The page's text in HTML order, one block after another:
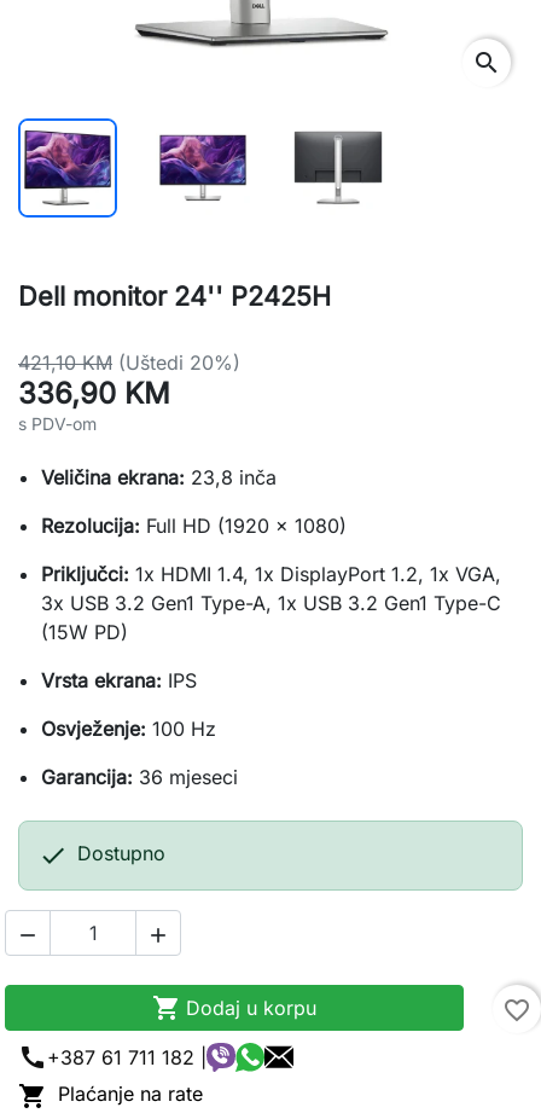
search
Dell monitor 24'' P2425H
421,10 KM (Uštedi 20%)
336,90 KM
s PDV-om
Veličina ekrana: 23,8 inča
Rezolucija: Full HD (1920 x 1080)
Priključci: 1x HDMI 1.4, 1x DisplayPort 1.2, 1x VGA,
3x USB 3.2 Gen1 Type-A, 1x USB 3.2 Gen1 Type-C
(15W PD)
Vrsta ekrana: IPS
Osvježenje: 100 Hz
Garancija: 36 mjeseci
 Dostupno
 
 Dodaj u korpu
favorite_border
call +387 61 711 182 |
 Plaćanje na rate